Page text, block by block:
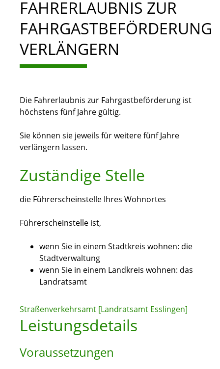
FAHRERLAUBNIS ZUR
FAHRGASTBEFÖRDERUNG
VERLÄNGERN
Die Fahrerlaubnis zur Fahrgastbeförderung ist
höchstens fünf Jahre gültig.
Sie können sie jeweils für weitere fünf Jahre
verlängern lassen.
Zuständige Stelle
die Führerscheinstelle Ihres Wohnortes
Führerscheinstelle ist,
wenn Sie in einem Stadtkreis wohnen: die
Stadtverwaltung
wenn Sie in einem Landkreis wohnen: das
Landratsamt
Straßenverkehrsamt [Landratsamt Esslingen]
Leistungsdetails
Voraussetzungen